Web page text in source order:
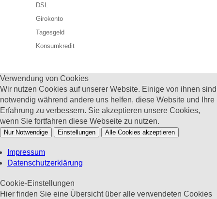
DSL
Girokonto
Tagesgeld
Konsumkredit
Verwendung von Cookies
Wir nutzen Cookies auf unserer Website. Einige von ihnen sind
notwendig während andere uns helfen, diese Website und Ihre
Erfahrung zu verbessern. Sie akzeptieren unsere Cookies,
wenn Sie fortfahren diese Webseite zu nutzen.
Nur Notwendige Einstellungen Alle Cookies akzeptieren
Impressum
Datenschutzerklärung
Cookie-Einstellungen
Hier finden Sie eine Übersicht über alle verwendeten Cookies